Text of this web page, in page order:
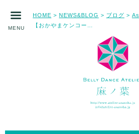
MENU
HOME > NEWS&BLOG > ブログ >